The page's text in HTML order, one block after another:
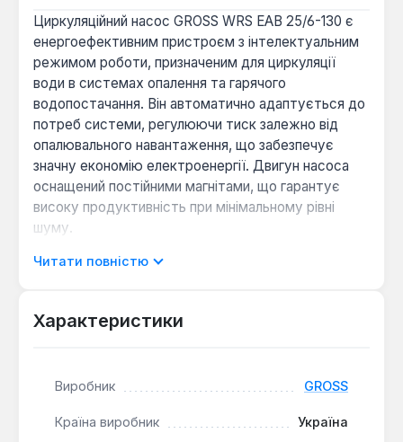
Циркуляційний насос GROSS WRS EAB 25/6-130 є
енергоефективним пристроєм з інтелектуальним
режимом роботи, призначеним для циркуляції
води в системах опалення та гарячого
водопостачання. Він автоматично адаптується до
потреб системи, регулюючи тиск залежно від
опалювального навантаження, що забезпечує
значну економію електроенергії. Двигун насоса
оснащений постійними магнітами, що гарантує
високу продуктивність при мінімальному рівні
шуму.
опалення, знижуючи або підвищуючи тиск, що
Низьке енергоспоживання:
Завдяки двигуну
керуванню, споживана потужність варіюється
Читати повністю
Характеристики
Виробник GROSS
Країна виробник Україна